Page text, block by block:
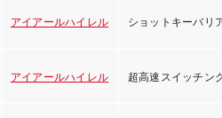
アイアールハイレル ショットキーバリ
アイアールハイレル 超高速スイッチン